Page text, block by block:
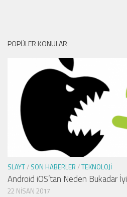
POPÜLER KONULAR
SLAYT/ SON HABERLER /TEKNOLOJI
Android iOS’tan Neden Bukadar İyi
22 NISAN 2017